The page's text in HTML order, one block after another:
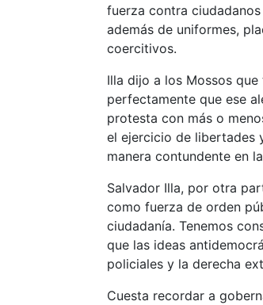
fuerza contra
además de uniformes,
coercitivos.
Illa dijo a los Mossos
perfectamente que ese
protesta con más o
el ejercicio de libertades
manera contundente en
Salvador Illa, por otra
como fuerza de orden
ciudadanía. Tenemos
que las ideas
policiales y la derecha
Cuesta recordar a